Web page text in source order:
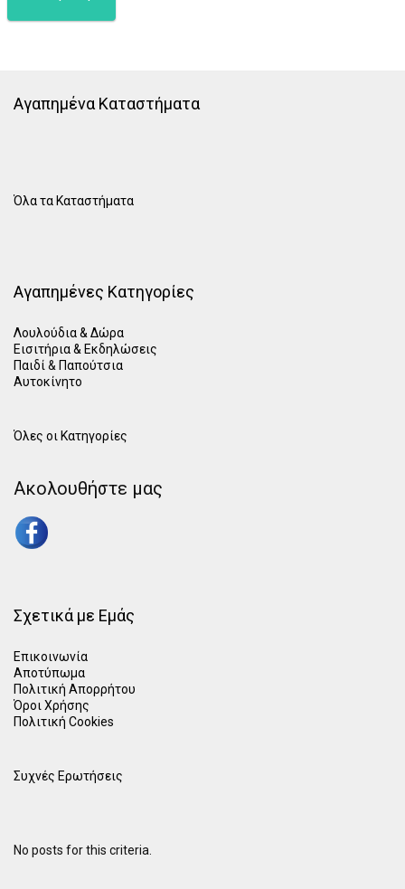
Αγαπημένα Καταστήματα
Όλα τα Καταστήματα
Αγαπημένες Κατηγορίες
Λουλούδια & Δώρα
Εισιτήρια & Εκδηλώσεις
Παιδί & Παπούτσια
Αυτοκίνητο
Όλες οι Κατηγορίες
Ακολουθήστε μας
Σχετικά με Εμάς
Επικοινωνία
Αποτύπωμα
Πολιτική Απορρήτου
Όροι Χρήσης
Πολιτική Cookies
Συχνές Ερωτήσεις
No posts for this criteria.